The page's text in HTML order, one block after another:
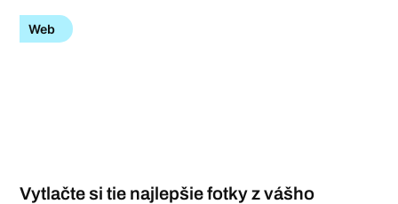
Web
Vytlačte si tie najlepšie fotky z vášho